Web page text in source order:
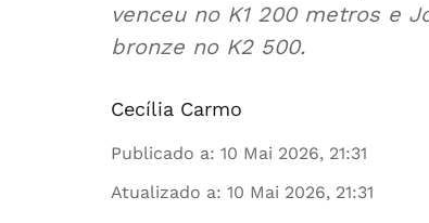
venceu no K1 200 metros e
bronze no K2 500.
Cecília Carmo
Publicado a: 10 Mai 2026, 21:31
Atualizado a: 10 Mai 2026, 21:31